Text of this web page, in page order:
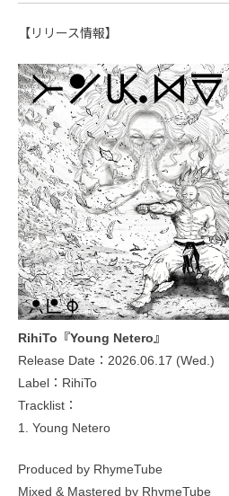
【リリース情報】
RihiTo『Young Netero』
Release Date：2026.06.17 (Wed.)
Label：RihiTo
Tracklist：
1. Young Netero
Produced by RhymeTube
Mixed & Mastered by RhymeTube